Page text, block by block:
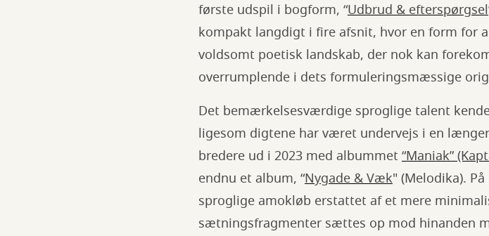
første udspil i bogform, “Udbrud & efterspørgsel
kompakt langdigt i fire afsnit, hvor en form for
voldsomt poetisk landskab, der nok kan
overrumplende i dets formuleringsmæssige
Det bemærkelsesværdige sproglige talent
ligesom digtene har været undervejs i en
bredere ud i 2023 med albummet “Maniak”
endnu et album, “Nygade & Væk" (Melodika).
sproglige amokløb erstattet af et mere
sætningsfragmenter sættes op mod hinanden